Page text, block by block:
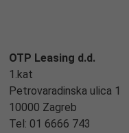
OTP Leasing d.d.
1.kat
Petrovaradinska ulica 1
10000 Zagreb
Tel: 01 6666 743